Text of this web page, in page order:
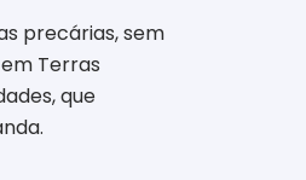
precárias, sem
Terras
que